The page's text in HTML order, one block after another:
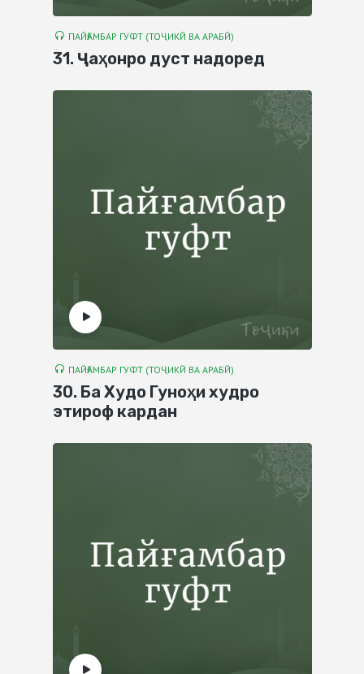
ПАЙҒАМБАР ГУФТ (ТОҶИКЙ ВА АРАБЙ)
31. Ҷаҳонро дуст надоред
ПАЙҒАМБАР ГУФТ (ТОҶИКЙ ВА АРАБЙ)
30. Ба Худо Гуноҳи худро
этироф кардан